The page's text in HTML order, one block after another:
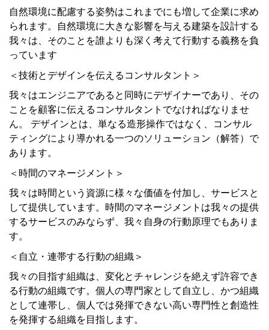
自然環境に配慮する姿勢はこれまでにも増して企業に求め
られます。自然環境に大きな影響を与える建築を設計する
我々は、そのことを誰よりも深く考えて行動する義務を負
っています
＜技術とデザインを伝えるコンサルタント＞
我々はエンジニアであると同時にデザイナーであり、その
ことを顧客に伝えるコンサルタントでなければなりませ
ん。 デザインとは、単なる造形操作ではなく、コンサル
ティングにより導かれる一つのソリューション（解答）で
あります。
＜時間のマネージメント＞
我々は時間という資源に様々な価値を付加し、サービスと
して提供しています。時間のマネージメントは我々の提供
するサービスのみならず、我々自身の行動原理でもありま
す。
＜自立・連帯する行動の組織＞
我々の目指す組織は、変化とチャレンジを絶えず許容でき
る行動の組織です。個人の専門家として自立し、かつ組織
として連帯し、個人では発揮できない高い専門性と創造性
を発揮する組織を目指します。